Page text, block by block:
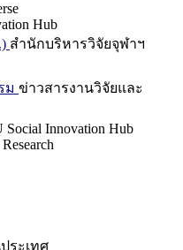
Hub
สำนักบริหารวิจัยจุฬาฯ
ม ข่าวสารงานวิจัยและ
Social Innovation Hub
ระเทศ